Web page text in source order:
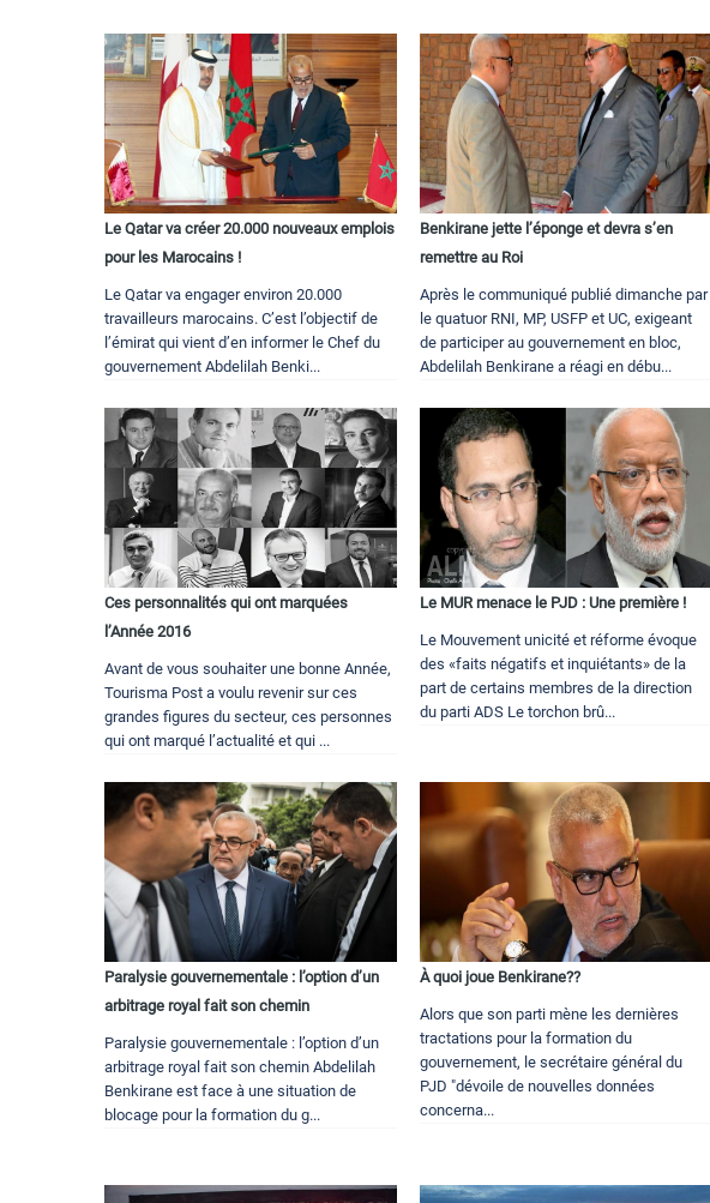
Le Qatar va créer 20.000 nouveaux emplois
pour les Marocains !
Le Qatar va engager environ 20.000
travailleurs marocains. C’est l’objectif de
l’émirat qui vient d’en informer le Chef du
gouvernement Abdelilah Benki...
Benkirane jette l’éponge et devra s’en
remettre au Roi
Après le communiqué publié dimanche par
le quatuor RNI, MP, USFP et UC, exigeant
de participer au gouvernement en bloc,
Abdelilah Benkirane a réagi en débu...
Ces personnalités qui ont marquées
l’Année 2016
Avant de vous souhaiter une bonne Année,
Tourisma Post a voulu revenir sur ces
grandes figures du secteur, ces personnes
qui ont marqué l’actualité et qui ...
Le MUR menace le PJD : Une première !
Le Mouvement unicité et réforme évoque
des «faits négatifs et inquiétants» de la
part de certains membres de la direction
du parti ADS Le torchon brû...
Paralysie gouvernementale : l’option d’un
arbitrage royal fait son chemin
Paralysie gouvernementale : l’option d’un
arbitrage royal fait son chemin Abdelilah
Benkirane est face à une situation de
blocage pour la formation du g...
À quoi joue Benkirane??
Alors que son parti mène les dernières
tractations pour la formation du
gouvernement, le secrétaire général du
PJD "dévoile de nouvelles données
concerna...